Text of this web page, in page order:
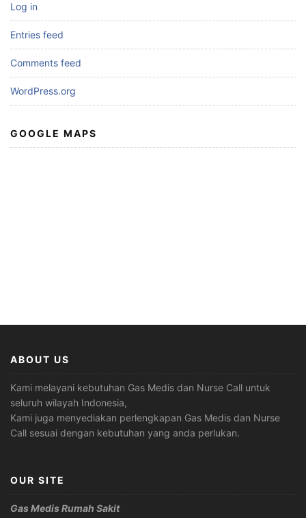
Log in
Entries feed
Comments feed
WordPress.org
GOOGLE MAPS
ABOUT US
Kami melayani kebutuhan Gas Medis dan Nurse Call untuk
seluruh wilayah Indonesia,
Kami juga menyediakan perlengkapan Gas Medis dan Nurse
Call sesuai dengan kebutuhan yang anda perlukan.
OUR SITE
Gas Medis Rumah Sakit